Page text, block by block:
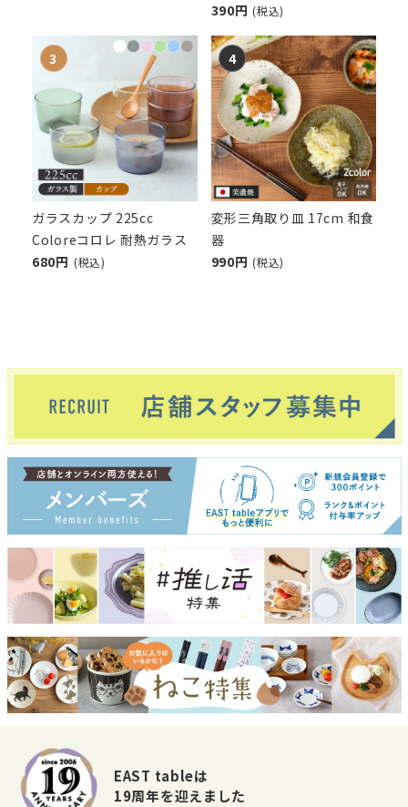
390円 (税込)
ガラスカップ 225cc
Coloreコロレ 耐熱ガラス
680円 (税込)
変形三角取り皿 17cm 和食
器
990円 (税込)
EAST tableは
19周年を迎えました